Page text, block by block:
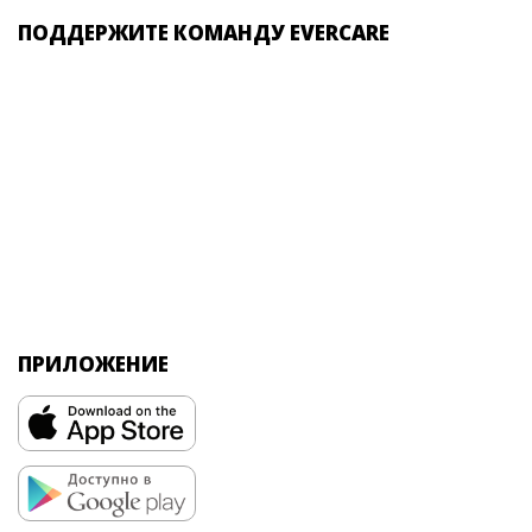
ПОДДЕРЖИТЕ КОМАНДУ EVERCARE
ПРИЛОЖЕНИЕ